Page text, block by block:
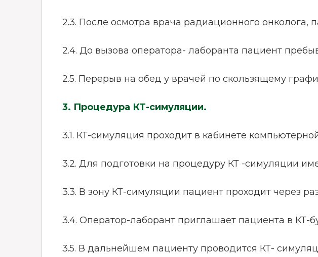
2.3. После осмотра врача радиационного онколога,
2.4. До вызова оператора- лаборанта пациент
2.5. Перерыв на обед у врачей по скользящему
3. Процедура КТ-симуляции.
3.1. КТ-симуляция проходит в кабинете
3.2. Для подготовки на процедуру КТ -симуляции
3.3. В зону КТ-симуляции пациент проходит через
3.4. Оператор-лаборант приглашает пациента в
3.5. В дальнейшем пациенту проводится КТ-